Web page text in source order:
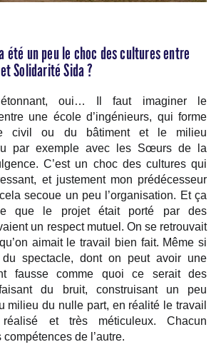
été un peu le choc des cultures entre
Solidarité Sida ?
étonnant, oui… Il faut imaginer le
une école d’ingénieurs, qui forme
civil ou du bâtiment et le milieu
par exemple avec les Sœurs de la
C’est un choc des cultures qui
et justement mon prédécesseur
secoue un peu l’organisation. Et ça
que le projet était porté par des
un respect mutuel. On se retrouvait
aimait le travail bien fait. Même si
du spectacle, dont on peut avoir une
fausse comme quoi ce serait des
du bruit, construisant un peu
milieu du nulle part, en réalité le travail
et très méticuleux. Chacun
de l’autre.